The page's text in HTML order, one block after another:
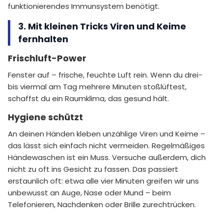
funktionierendes Immunsystem benötigt.
3. Mit kleinen Tricks Viren und Keime
fernhalten
Frischluft-Power
Fenster auf – frische, feuchte Luft rein. Wenn du drei-
bis viermal am Tag mehrere Minuten stoßlüftest,
schaffst du ein Raumklima, das gesund hält.
Hygiene schützt
An deinen Händen kleben unzählige Viren und Keime –
das lässt sich einfach nicht vermeiden. Regelmäßiges
Händewaschen ist ein Muss. Versuche außerdem, dich
nicht zu oft ins Gesicht zu fassen. Das passiert
erstaunlich oft: etwa alle vier Minuten greifen wir uns
unbewusst an Auge, Nase oder Mund – beim
Telefonieren, Nachdenken oder Brille zurechtrücken.